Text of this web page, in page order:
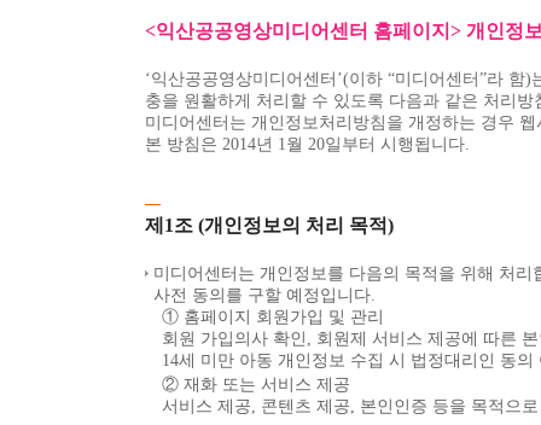
<익산공공영상미디어센터 홈페이지> 개인정
‘익산공공영상미디어센터’(이하 “미디어센터”라
충을 원활하게 처리할 수 있도록 다음과 같은 처리방
미디어센터는 개인정보처리방침을 개정하는 경우
본 방침은 2014년 1월 20일부터 시행됩니다.
제1조 (개인정보의 처리 목적)
미디어센터는 개인정보를 다음의 목적을 위해 처
사전 동의를 구할 예정입니다.
① 홈페이지 회원가입 및 관리
회원 가입의사 확인, 회원제 서비스 제공에 따른
14세 미만 아동 개인정보 수집 시 법정대리인 동
② 재화 또는 서비스 제공
서비스 제공, 콘텐츠 제공, 본인인증 등을 목적으